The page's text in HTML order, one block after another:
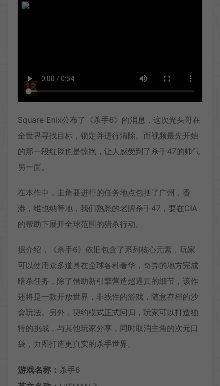
Square Enix公布了《杀手6》的消息，这次光头哥在
全世界寻找目标，锁定并进行清除。而视频最先开始
的那一段红毯也是惊艳，让人感受到了杀手47的帅气
另一面。
在本作中，主角要进行的任务地点包括了广州，香
港，维也纳等地，我们熟悉的老牌杀手47，要在CIA
的帮助下展开全球范围的猎杀行动。
据介绍，《杀手6》依旧包含了系列核心元素，玩家
可以使用众多道具在全球各种奢华，奇异的地方完成
暗杀任务，除了借助新引擎营造超逼真的细节，该作
还将是一款开放世界，非线性的游戏，随意存档的沙
盒玩法。另外，契约模式正式回归，玩家可以打造独
特的挑战，与其他玩家分享，同时取消主角的次元口
袋，力图打造更真实的杀手世界。
游戏名称： 杀手6